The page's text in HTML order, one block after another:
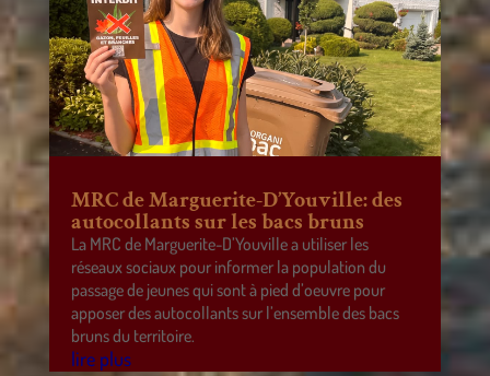
MRC de Marguerite-D’Youville: des
autocollants sur les bacs bruns
La MRC de Marguerite-D’Youville a utiliser les
réseaux sociaux pour informer la population du
passage de jeunes qui sont à pied d’oeuvre pour
apposer des autocollants sur l’ensemble des bacs
bruns du territoire.
lire plus